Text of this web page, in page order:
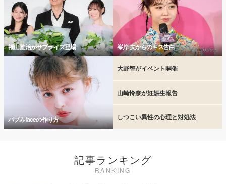
福山雅治がサプライズ登場 峯岸 夫からのキス告白
バブみfaceの作り方
大野智がイベント開催
山崎怜奈が妊娠生報告
しつこい異性の心理と対処法
記事ランキング
RANKING